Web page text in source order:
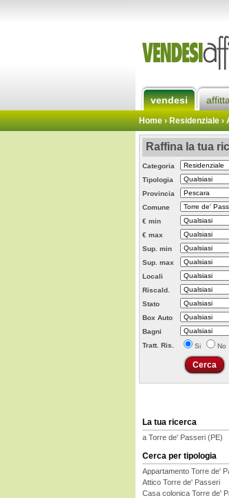
vendesi
Home› Residenziale ›
Raffina la tua
Categoria
Tipologia
Provincia
Comune
€ min
€ max
Sup. min
Sup. max
Locali
Riscald.
Stato
Box Auto
Bagni
Tratt. Ris.
Si No
La tua ricerca
a Torre de' Passeri (PE)
Cerca per tipologia
Appartamento Torre de'
Attico Torre de' Passeri
Casa colonica Torre de'